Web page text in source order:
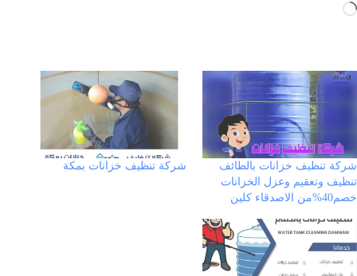
جاري
شركة تنظيف خزانات بالطائف
تنظيف وتعقيم وعزل الخزانات
خصم40%من الاصدقاء كلين
شركة تنظيف خزانات بمكة